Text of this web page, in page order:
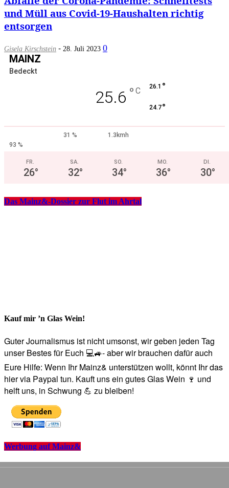
und Müll aus Covid-19-Haushalten richtig
entsorgen
Gisela Kirschstein - 28. Juli 2023 0
MAINZ
Bedeckt
25.6 ° C 26.1 °
24.7°
31 %
1.3kmh
93 %
FR.
26°
SA.
32°
SO.
34°
MO.
36°
DI.
30°
Das Mainz&-Dossier zur Flut im Ahrtal
Kauf mir ’n Glas Wein!
Guter Journalismus ist nicht umsonst, wir geben jeden Tag
unser Bestes für Euch 💻🚙- aber wir brauchen dafür auch
Eure Hilfe: Wenn Ihr Mainz& unterstützen wollt, könnt Ihr das
hier via Paypal tun. Kauft uns ein gutes Glas Wein 🍷 und
helft uns, in Schwung 💪 zu bleiben!
Werbung auf Mainz&